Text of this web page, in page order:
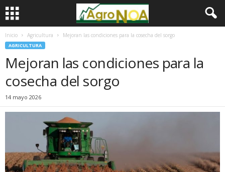
Inicio Agricultura Mejoran las condiciones para la cosecha del sorgo
AGRICULTURA
Mejoran las condiciones para la
cosecha del sorgo
14 mayo 2026